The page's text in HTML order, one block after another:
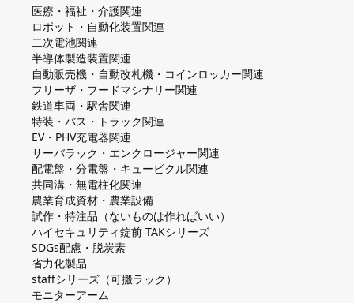
医療・福祉・介護関連
ロボット・自動化装置関連
二次電池関連
半導体製造装置関連
自動販売機・自動改札機・コインロッカー関連
フリーザ・フードマシナリー関連
鉄道車両・駅舎関連
特装・バス・トラック関連
EV・PHV充電器関連
サーバラック・エンクロージャー関連
配電盤・分電盤・キュービクル関連
共同溝・無電柱化関連
農業育成資材・農業設備
試作・特注品（ないものは作ればいい）
ハイセキュリティ錠前 TAKシリーズ
SDGs配慮・脱炭素
省力化製品
staffシリーズ（可搬ラック）
モニターアーム